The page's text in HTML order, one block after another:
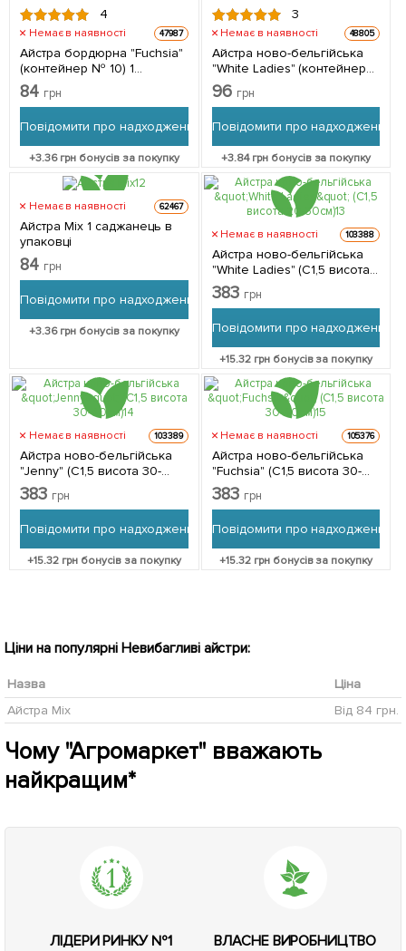
4
Немає в наявності 47987
Айстра бордюрна "Fuchsia"
(контейнер № 10) 1
саджанець в упаковці
84 грн
Повідомити про надходження
+3.36грн бонусів за покупку
3
Немає в наявності 48805
Айстра ново-бельгійська
"White Ladies" (контейнер
№ 10)
96 грн
Повідомити про надходження
+3.84грн бонусів за покупку
Немає в наявності 62467
Айстра Mix 1 саджанець в
упаковці
84 грн
Повідомити про надходження
+3.36грн бонусів за покупку
Немає в наявності 103388
Айстра ново-бельгійська
"White Ladies" (С1,5 висота
20-30см) 1 саджанець в
упаковці
383 грн
Повідомити про надходження
+15.32грн бонусів за покупку
Немає в наявності 103389
Айстра ново-бельгійська
"Jenny" (С1,5 висота 30-
40см) 1 саджанець в
упаковці
383 грн
Повідомити про надходження
+15.32грн бонусів за покупку
Немає в наявності 105376
Айстра ново-бельгійська
"Fuchsia" (С1,5 висота 30-
40см) 1 саджанець в
упаковці
383 грн
Повідомити про надходження
+15.32грн бонусів за покупку
Ціни на популярні Невибагливі айстри:
Назва
Ціна
Айстра Mix
Від 84 грн.
Чому "Агромаркет" вважають
найкращим*
ЛІДЕРИ РИНКУ №1 ВЛАСНЕ ВИРОБНИЦТВО